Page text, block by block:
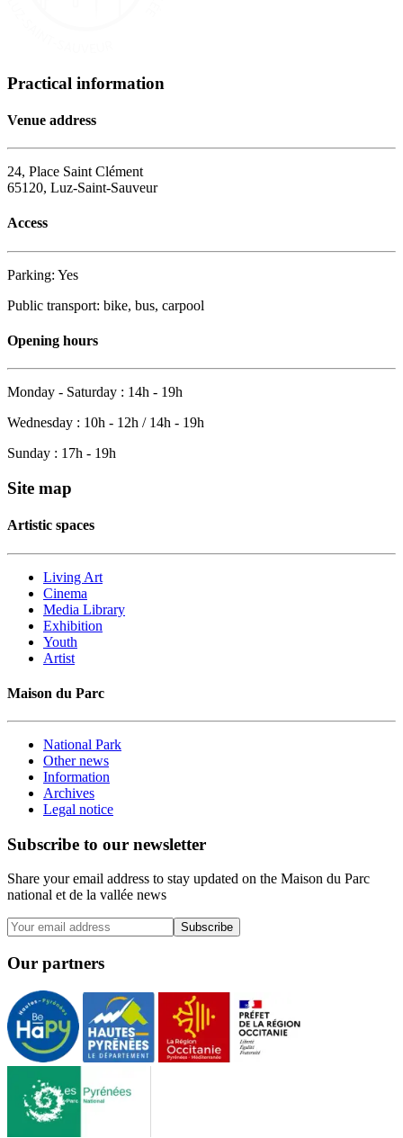
Practical information
Venue address
24, Place Saint Clément
65120, Luz-Saint-Sauveur
Access
Parking: Yes
Public transport: bike, bus, carpool
Opening hours
Monday - Saturday : 14h - 19h
Wednesday : 10h - 12h / 14h - 19h
Sunday : 17h - 19h
Site map
Artistic spaces
Living Art
Cinema
Media Library
Exhibition
Youth
Artist
Maison du Parc
National Park
Other news
Information
Archives
Legal notice
Subscribe to our newsletter
Share your email address to stay updated on the Maison du Parc
national et de la vallée news
Subscribe
Our partners